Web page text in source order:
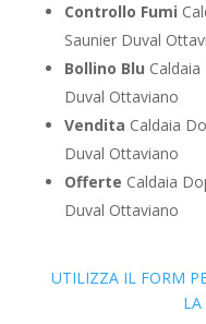
Controllo Fumi
Saunier Duval
Bollino Blu
Duval Ottaviano
Vendita Caldaia
Duval Ottaviano
Offerte Caldaia
Duval Ottaviano
UTILIZZA IL FORM